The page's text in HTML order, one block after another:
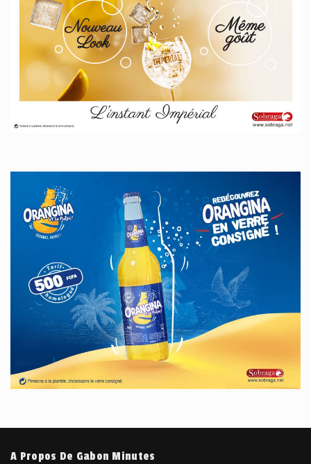
A Propos De Gabon Minutes